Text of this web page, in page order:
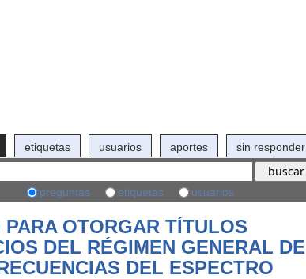
etiquetas usuarios aportes sin responder
preguntas etiquetas usuarios
OTORGAR TÍTULOS
DEL RÉGIMEN GENERAL DE
DEL ESPECTRO